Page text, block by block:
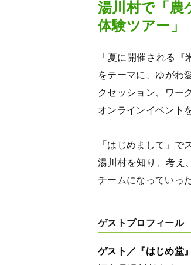
湯川村で「農
体験ツアー」
「夏に開催される
をテーマに、ゆがわ
クセッション、ワー
オンラインイベント
「はじめまして」で
湯川村を知り、考え
チームになっていっ
ゲストプロフィール
ゲスト／『はじめ堂